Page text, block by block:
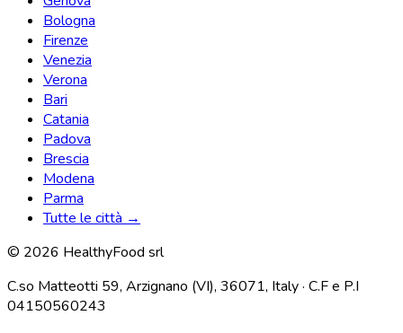
Bologna
Firenze
Venezia
Verona
Bari
Catania
Padova
Brescia
Modena
Parma
Tutte le città →
© 2026 HealthyFood srl
C.so Matteotti 59, Arzignano (VI), 36071, Italy · C.F e P.I
04150560243